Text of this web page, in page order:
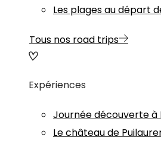
Les plages au départ
Tous nos road trips
Expériences
Journée découverte à
Le château de